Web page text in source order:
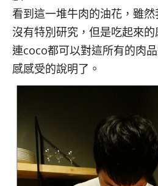
看到這一堆牛肉的油花，雖
沒有特別研究，但是吃起來的
連coco都可以對這所有的肉
感感受的說明了。